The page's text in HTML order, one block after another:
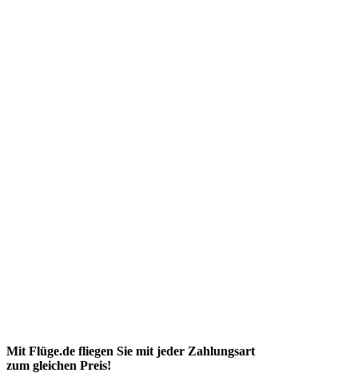
Mit Flüge.de fliegen Sie mit jeder Zahlungsart
zum gleichen Preis!